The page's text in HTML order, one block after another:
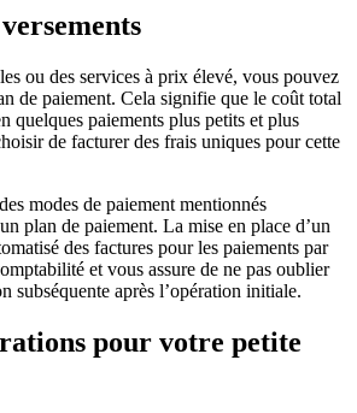
ou des services à prix élevé, vous pouvez
de paiement. Cela signifie que le coût total
quelques paiements plus petits et plus
de facturer des frais uniques pour cette
modes de paiement mentionnés
plan de paiement. La mise en place d’un
des factures pour les paiements par
et vous assure de ne pas oublier
subséquente après l’opération initiale.
pour votre petite